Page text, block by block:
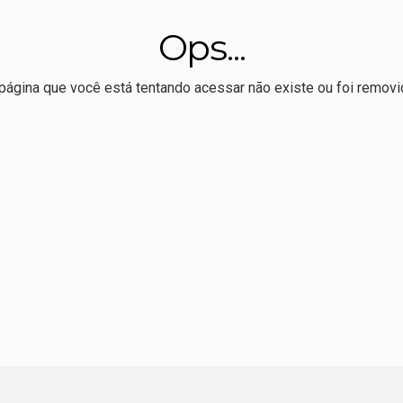
melhor Ideb da série histórica, mas ensino médio permanece
e político', dispara Maluf sobre Wellington e o PL
Ops...
que você está tentando acessar não existe ou foi